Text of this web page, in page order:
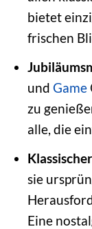
bietet
frischen
und Game
zu
alle, die
sie
Eine